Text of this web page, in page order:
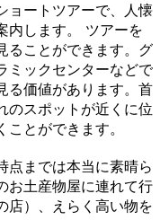
ョートツアーで、人懐
内します。 ツアーを
ることができます。グ
ミックセンターなどで
る価値があります。首
のスポットが近くに位
とができます。
点までは本当に素晴ら
お土産物屋に連れて行
店）、えらく高い物を